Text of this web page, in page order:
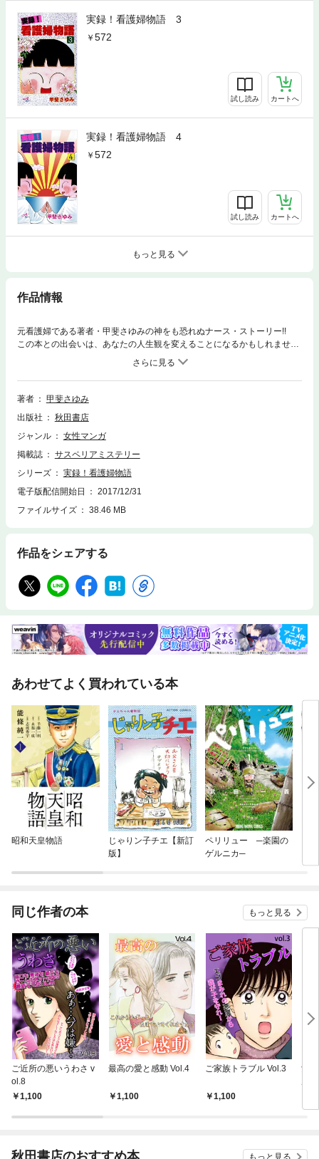
実録！看護婦物語 3
572
試し読み カートへ
実録！看護婦物語 4
572
試し読み カートへ
もっと見る
作品情報
元看護婦である著者・甲斐さゆみの神をも恐れぬナース・ストーリー!!
この本との出会いは、あなたの人生観を変えることになるかもしれませ
ん……?? あなたの心の救急箱になること間違いなし！
著者
甲斐さゆみ
出版社
秋田書店
ジャンル
女性マンガ
掲載誌
サスペリアミステリー
シリーズ
実録！看護婦物語
電子版配信開始日
2017/12/31
ファイルサイズ
38.46 MB
作品をシェアする
あわせてよく買われている本
昭和天皇物語
じゃりン子チエ【新訂
版】
ペリリュー ─楽園の
ゲルニカ─
同じ作者の本 もっと見る
ご近所の悪いうわさ v
ol.8
1,100
最高の愛と感動 Vol.4
1,100
ご家族トラブル Vol.3
1,100
女
もっと見る